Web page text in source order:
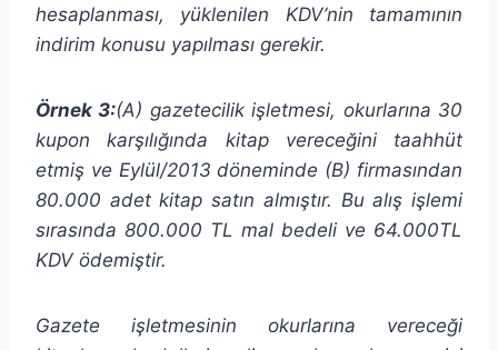
hesaplanması, yüklenilen KDV’nin tamamının
indirim konusu yapılması gerekir.
Örnek 3:(A) gazetecilik işletmesi, okurlarına 30
kupon karşılığında kitapvereceğini taahhüt
etmiş ve Eylül/2013 döneminde (B) firmasından
80.000 adet kitap satın almıştır. Bu alış işlemi
sırasında 800.000 TL mal bedeli ve 64.000TL
KDV ödemiştir.
Gazete işletmesinin okurlarına vereceği